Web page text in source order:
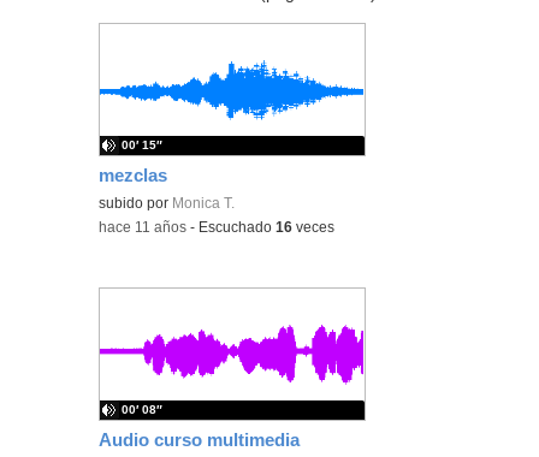
mezclas
subido por Monica T.
00′ 15″
-hace 11 años - Escuchado16 veces
Audio curso multimedia
00′ 08″